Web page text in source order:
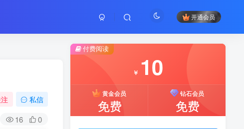
开通会员
私信
16 0
付费阅读
￥ 10
黄金会员
免费
钻石会员
免费